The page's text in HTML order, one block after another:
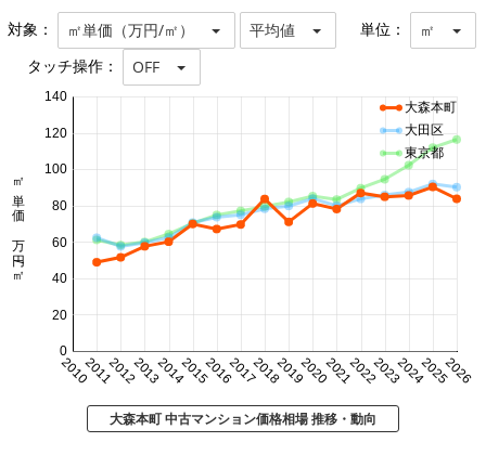
対象： ㎡単価（万円/㎡） 平均値 単位： ㎡
タッチ操作： OFF
20102011201220132014201520162017201820192020202120222023202420252026
0
20
40
60
80
100
120
140
㎡単価 万円/㎡
大森本町
大田区
東京都
大森本町 中古マンション価格相場 推移・動向